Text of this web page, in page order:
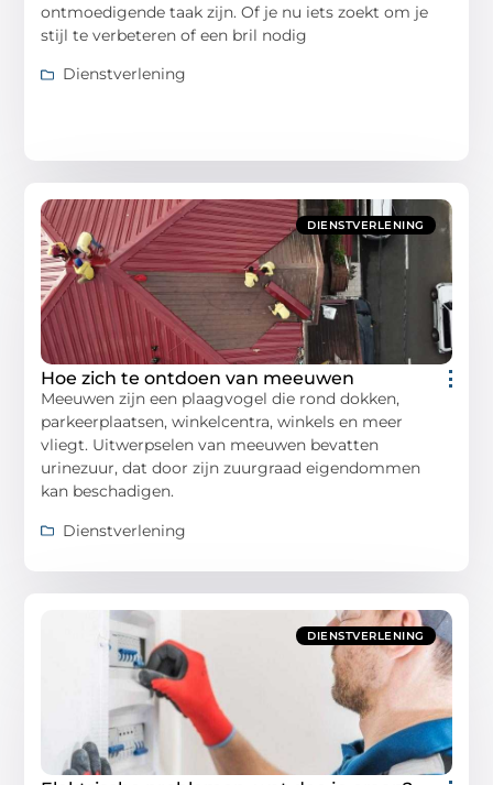
ontmoedigende taak zijn. Of je nu iets zoekt om je
stijl te verbeteren of een bril nodig
Dienstverlening
DIENSTVERLENING
Hoe zich te ontdoen van meeuwen
Meeuwen zijn een plaagvogel die rond dokken,
parkeerplaatsen, winkelcentra, winkels en meer
vliegt. Uitwerpselen van meeuwen bevatten
urinezuur, dat door zijn zuurgraad eigendommen
kan beschadigen.
Dienstverlening
DIENSTVERLENING